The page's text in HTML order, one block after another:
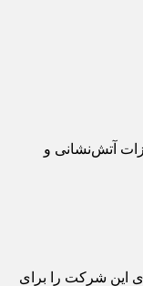
آتش‌نشانی و
این شرکت را برای